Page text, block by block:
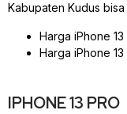
Kabupaten Kudus bisa
Harga iPhone 13
Harga iPhone
IPHONE 13 PRO